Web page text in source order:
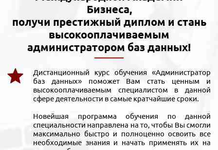
Бизнеса,
получи престижный диплом и стань
высокооплачиваемым
администратором баз данных!
Дистанционный курс обучения «Администратор
баз данных» поможет Вам стать ценным и
высокооплачиваемым специалистом в данной
сфере деятельности в самые кратчайшие сроки.
Новейшая программа обучения по данной
специальности направлена на то, чтобы Вы смогли
максимально быстро и полноценно освоить все
необходимые знания и начать применять их на